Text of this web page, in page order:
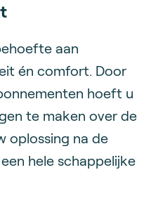
aan
én comfort. Door
hoeft u
te maken over de
oplossing na de
hele schappelijke